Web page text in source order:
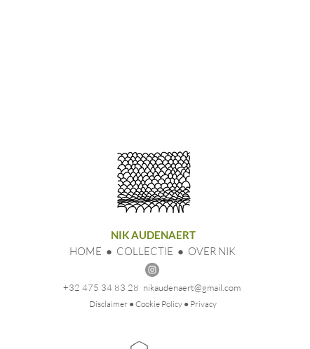
NIK AUDENAERT
HOME ● COLLECTIE ● OVER NIK
+32 475 34 83 28 nikaudenaert@gmail.com
Disclaimer ● Cookie Policy ● Privacy